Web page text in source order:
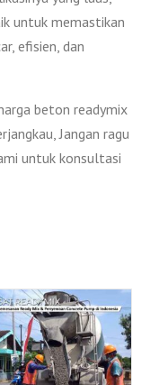
untuk memastikan
efisien, dan
beton readymix
Jangan ragu
untuk konsultasi